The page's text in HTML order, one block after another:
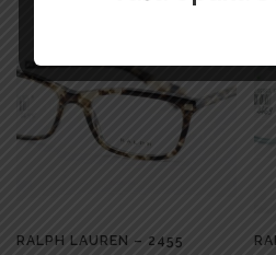
RALPH LAUREN – 2455